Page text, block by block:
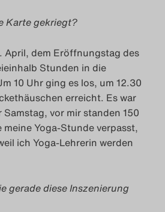
Blog
Blog
2016
Blog
2017
2018
Karte gekriegt?
April, dem Eröffnungstag des
Stunden in die
10 Uhr ging es los, um 12.30
erreicht. Es war
vor mir standen 150
Yoga-Stunde verpasst,
ich Yoga-Lehrerin werden
gerade diese Inszenierung